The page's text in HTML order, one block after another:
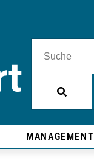
MANAGEMENT